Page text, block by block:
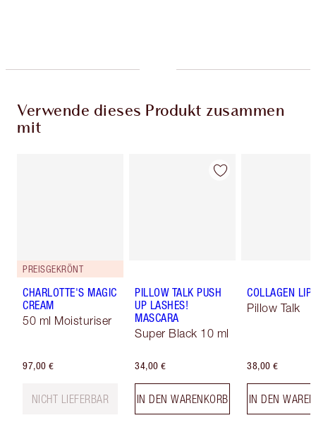
Verwende dieses Produkt zusammen
mit
PREISGEKRÖNT
CHARLOTTE'S MAGIC
CREAM
50 ml Moisturiser
97,00 €
NICHT LIEFERBAR
PILLOW TALK PUSH
UP LASHES!
MASCARA
Super Black 10 ml
34,00 €
IN DEN WARENKORB
COLLAGEN LIP
Pillow Talk
38,00 €
IN DEN